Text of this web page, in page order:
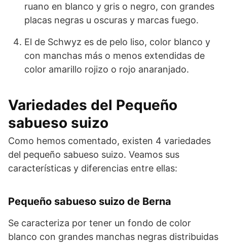
ruano en blanco y gris o negro, con grandes
placas negras u oscuras y marcas fue­go.
El de Schwyz es de pelo liso, color blanco y
con manchas más o menos extendidas de
color amarillo rojizo o rojo anaranjado.
Variedades del Pequeño
sabueso suizo
Como hemos comentado, existen 4 variedades
del pequeño sabueso suizo. Veamos sus
características y diferencias entre ellas:
Pequeño sabueso suizo de Berna
Se caracteriza por tener un fondo de color
blanco con grandes manchas negras distri­buidas